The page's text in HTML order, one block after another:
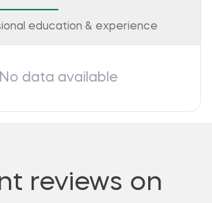
education & experience
No data available
reviews on